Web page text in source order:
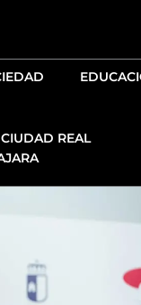
CIUDAD REAL